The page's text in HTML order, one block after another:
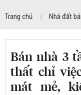
Trang chủ Nhà đất
Bán nhà 3
thất chỉ
mát mẻ,